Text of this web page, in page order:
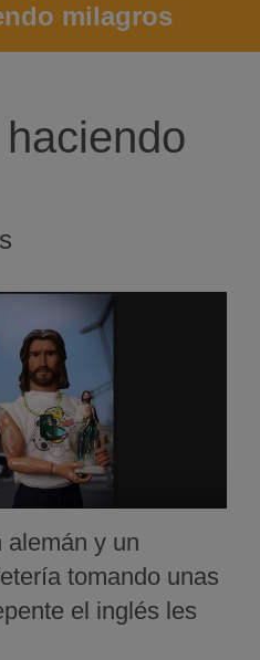
milagros
alemán y un
tomando unas
el inglés les